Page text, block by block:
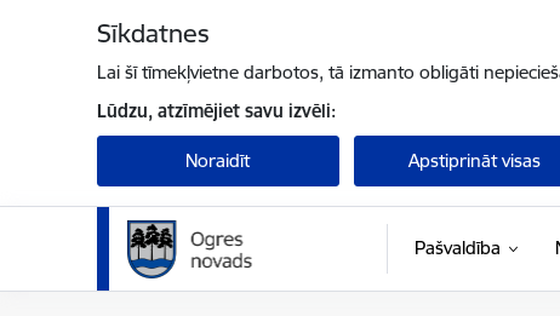
Sīkdatnes
Lai šī tīmekļvietne darbotos, tā izmanto obligāti
Lūdzu, atzīmējiet savu izvēli:
Noraidīt Apstiprināt visas
Pašvaldība